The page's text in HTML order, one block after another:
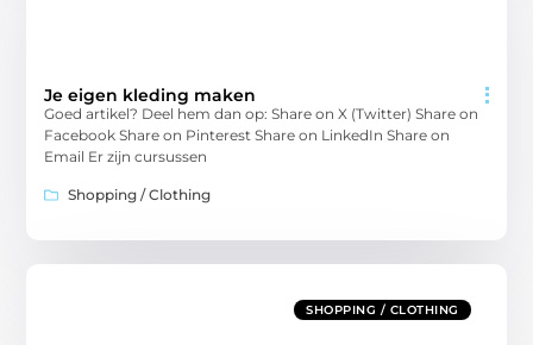
Je eigen kleding maken
Goed artikel? Deel hem dan op: Share on X (Twitter) Share on
Facebook Share on Pinterest Share on LinkedIn Share on
Email Er zijn cursussen
Shopping / Clothing
SHOPPING / CLOTHING